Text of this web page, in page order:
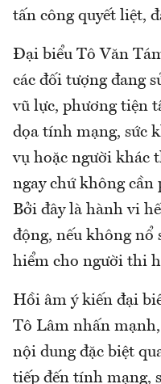
tấn công quyết liệt,
Đại biểu Tô Văn
các đối tượng đang
vũ lực, phương tiện
dọa tính mạng, sức
vụ hoặc người khác
ngay chứ không cần
Bởi đây là hành vi
động, nếu không nổ
hiểm cho người thi
Hồi âm ý kiến đại
Tô Lâm nhấn
nội dung đặc biệt
tiếp đến tính mạng,